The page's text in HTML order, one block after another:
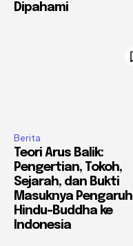
Dipahami
Berita
Teori Arus Balik:
Pengertian, Tokoh,
Sejarah, dan Bukti
Masuknya Pengaruh
Hindu-Buddha ke
Indonesia